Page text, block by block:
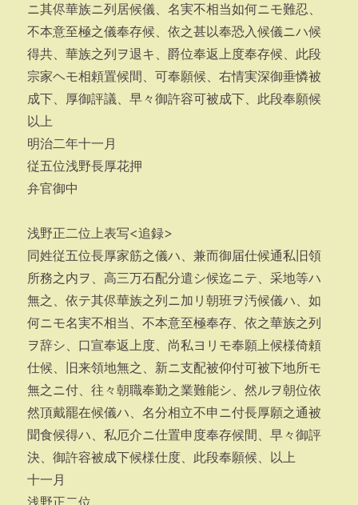
ニ其侭華族ニ列居候儀、名実不相当如何ニモ難忍、
不本意至極之儀奉存候、依之甚以奉恐入候儀ニハ候
得共、華族之列ヲ退キ、爵位奉返上度奉存候、此段
宗家ヘモ相頼置候間、可奉願候、右情実深御垂憐被
成下、厚御評議、早々御許容可被成下、此段奉願候
以上
明治二年十一月
従五位浅野長厚花押
弁官御中
浅野正二位上表写<追録>
同姓従五位長厚家筋之儀ハ、兼而御届仕候通私旧領
所務之内ヲ、高三万石配分遣シ候迄ニテ、采地等ハ
無之、依テ其侭華族之列ニ加リ朝班ヲ汚候儀ハ、如
何ニモ名実不相当、不本意至極奉存、依之華族之列
ヲ辞シ、口宣奉返上度、尚私ヨリモ奉願上候様倚頼
仕候、旧来領地無之、新ニ支配被仰付可被下地所モ
無之ニ付、往々朝職奉勤之業難能シ、然ルヲ朝位依
然頂戴罷在候儀ハ、名分相立不申ニ付長厚願之通被
聞食候得ハ、私厄介ニ仕置申度奉存候間、早々御評
決、御許容被成下候様仕度、此段奉願候、以上
十一月
浅野正二位